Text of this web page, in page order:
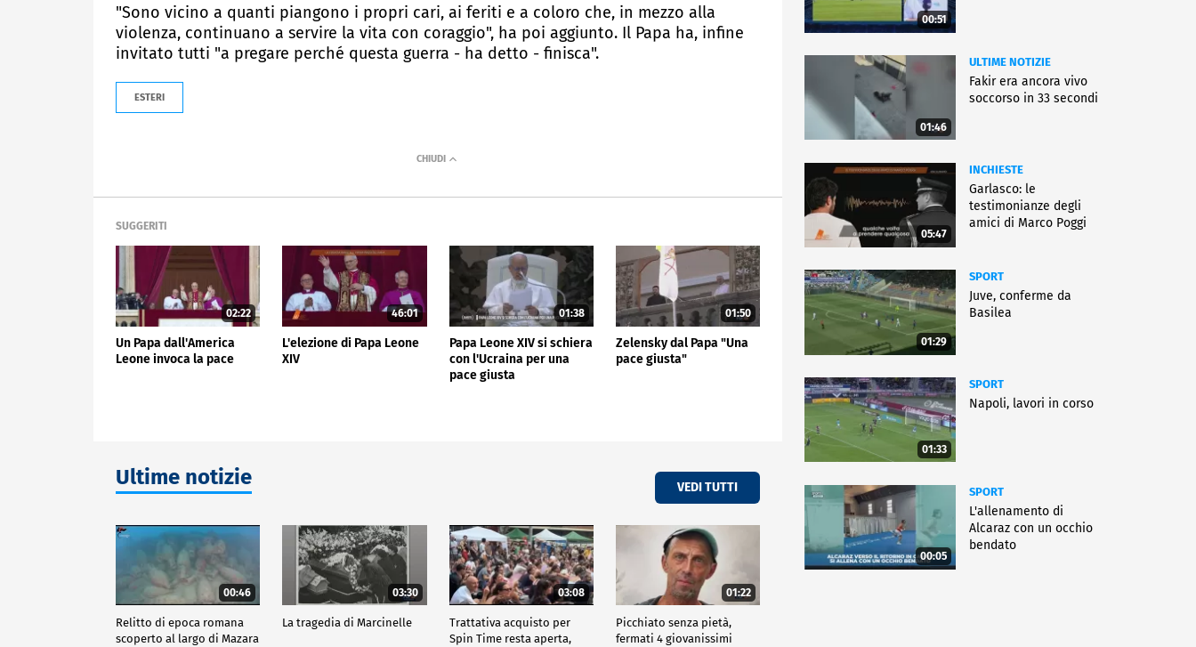
"Sono vicino a quanti piangono i propri cari, ai feriti e a coloro che, in mezzo alla
violenza, continuano a servire la vita con coraggio", ha poi aggiunto. Il Papa ha, infine
invitato tutti "a pregare perché questa guerra - ha detto - finisca".
ESTERI
SUGGERITI
02:22
Un Papa dall'America
Leone invoca la pace
46:01
L'elezione di Papa Leone
XIV
01:38
Papa Leone XIV si schiera
con l'Ucraina per una
pace giusta
01:50
Zelensky dal Papa "Una
pace giusta"
Ultime notizie VEDI TUTTI
00:46
Relitto di epoca romana
scoperto al largo di Mazara
03:30
La tragedia di Marcinelle
03:08
Trattativa acquisto per
Spin Time resta aperta,
01:22
Picchiato senza pietà,
fermati 4 giovanissimi
00:51
01:46
ULTIME NOTIZIE
Fakir era ancora vivo
soccorso in 33 secondi
05:47
INCHIESTE
Garlasco: le
testimonianze degli
amici di Marco Poggi
01:29
SPORT
Juve, conferme da
Basilea
01:33
SPORT
Napoli, lavori in corso
00:05
SPORT
L'allenamento di
Alcaraz con un occhio
bendato